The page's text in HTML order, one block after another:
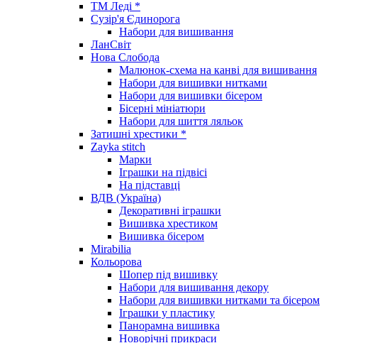
ТМ Леді *
Сузір'я Єдинорога
Набори для вишивання
ЛанСвіт
Нова Слобода
Малюнок-схема на канві для вишивання
Набори для вишивки нитками
Набори для вишивки бісером
Бісерні мініатюри
Набори для шиття ляльок
Затишні хрестики *
Zayka stitch
Марки
Іграшки на підвісі
На підставці
ВДВ (Україна)
Декоративні іграшки
Вишивка хрестиком
Вишивка бісером
Mirabilia
Кольорова
Шопер під вишивку
Набори для вишивання декору
Набори для вишивки нитками та бісером
Іграшки у пластику
Панорамна вишивка
Новорічні прикраси